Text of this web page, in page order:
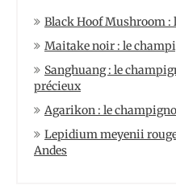
Black Hoof Mushroom :
Maitake noir : le
Sanghuang : le
précieux
Agarikon : le
Lepidium meyenii
Andes